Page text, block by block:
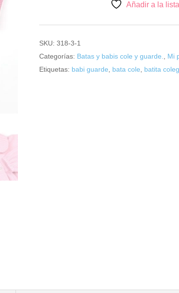
Añadir a la
SKU: 318-3-1
Categorías: Batas y babis cole y guarde.
Mi
Etiquetas: babi guarde bata cole batita